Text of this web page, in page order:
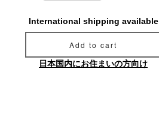
International shipping available
Add to cart
日本国内にお住まいの方向け